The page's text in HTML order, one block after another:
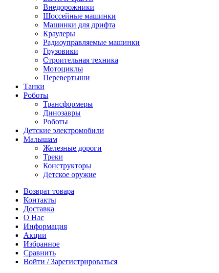
Внедорожники
Шоссейные машинки
Машинки для дрифта
Краулеры
Радиоуправляемые машинки
Грузовики
Строительная техника
Мотоциклы
Перевертыши
Танки
Роботы
Трансформеры
Динозавры
Роботы
Детские электромобили
Малышам
Железные дороги
Треки
Конструкторы
Детское оружие
Возврат товара
Контакты
Доставка
О Нас
Информация
Акции
Избранное
Сравнить
Войти / Зарегистрироваться